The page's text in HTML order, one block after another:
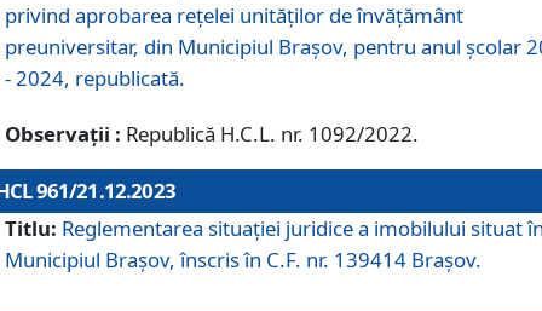
privind aprobarea rețelei unităților de învăţământ
preuniversitar, din Municipiul Braşov, pentru anul școlar
- 2024, republicată.
Observații : Republică H.C.L. nr. 1092/2022.
961/21.12.2023
Titlu: Reglementarea situației juridice a imobilului situat
Municipiul Brașov, înscris în C.F. nr. 139414 Brașov.